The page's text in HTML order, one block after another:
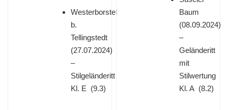
Westerborstel
b.
Tellingstedt
(27.07.2024)
–
Stilgeländeritt
Kl. E (9.3)
Baum
(08.09.2024)
–
Geländeritt
mit
Stilwertung
Kl. A (8.2)